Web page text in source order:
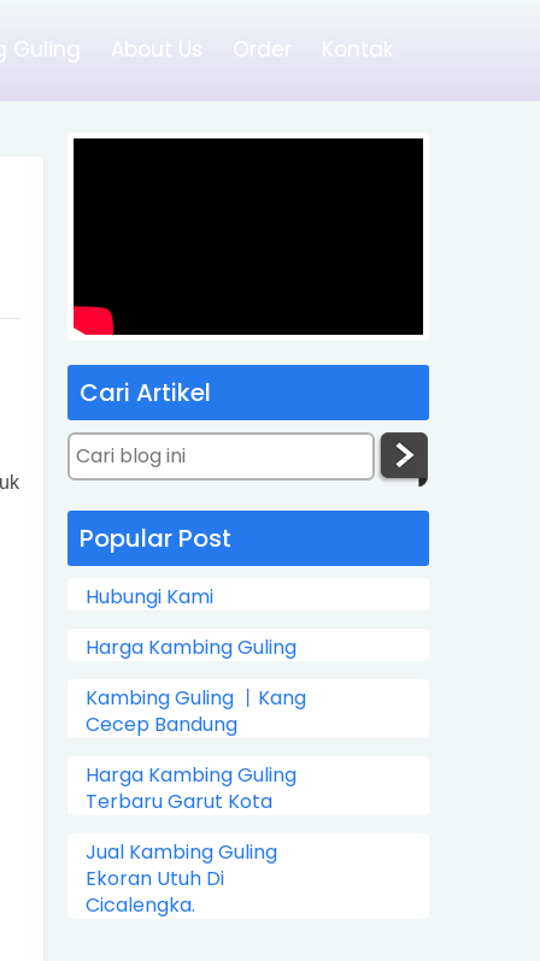
Guling About Us Order Kontak
Cari Artikel
Popular Post
Hubungi Kami
Harga Kambing Guling
Kambing Guling 丨Kang
Cecep Bandung
Harga Kambing Guling
Terbaru Garut Kota
Jual Kambing Guling
Ekoran Utuh Di
Cicalengka.